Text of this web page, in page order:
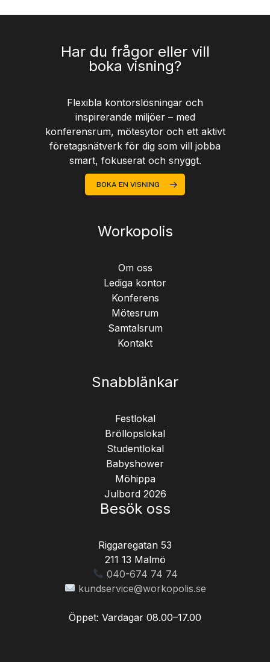
Har du frågor eller vill
boka visning?
Flexibla kontorslösningar och
inspirerande miljöer – med
konferensrum, mötesytor och ett aktivt
företagsnätverk för dig som vill jobba
smart, fokuserat och snyggt.
BOKA EN VISNING
Workopolis
Om oss
Lediga kontor
Konferens
Mötesrum
Samtalsrum
Kontakt
Snabblänkar
Festlokal
Bröllopslokal
Studentlokal
Babyshower
Möhippa
Julbord 2026
Besök oss
Riggaregatan 53
211 13 Malmö
040-674 74 74
kundservice@workopolis.se
Öppet: Vardagar 08.00–17.00